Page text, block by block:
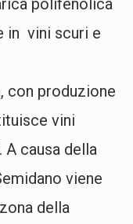
in vini scuri e
con produzione
vini
causa della
viene
della